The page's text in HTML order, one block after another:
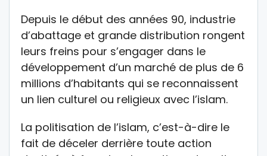
Depuis le début des années 90, industrie
d’abattage et grande distribution rongent
leurs freins pour s’engager dans le
développement d’un marché de plus de 6
millions d’habitants qui se reconnaissent
un lien culturel ou religieux avec l’islam.
La politisation de l’islam, c’est-à-dire le
fait de déceler derrière toute action